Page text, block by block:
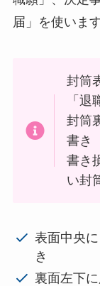
届」を使います
封筒
「
封筒
書き
書き
い封
表面中央
き
裏面左下